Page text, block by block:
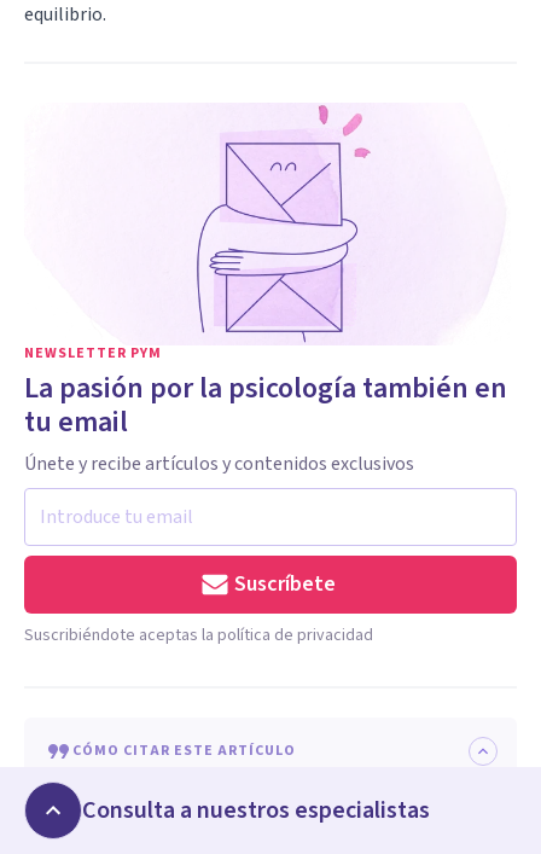
equilibrio.
NEWSLETTER PYM
La pasión por la psicología también en
tu email
Únete y recibe artículos y contenidos exclusivos
Suscríbete
Suscribiéndote aceptas la política de privacidad
CÓMO CITAR ESTE ARTÍCULO
Al citar, reconoces el trabajo original, evitas
problemas de plagio y permites a tus lectores acceder
Consulta a nuestros especialistas